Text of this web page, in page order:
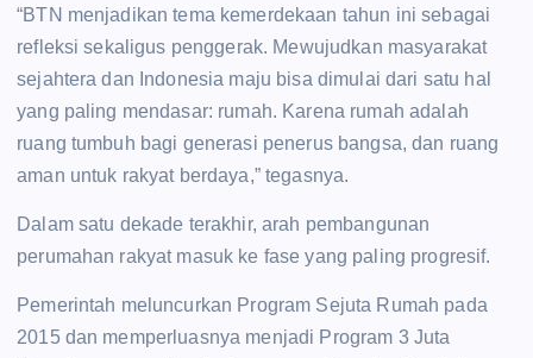
“BTN menjadikan tema kemerdekaan tahun ini sebagai
refleksi sekaligus penggerak. Mewujudkan masyarakat
sejahtera dan Indonesia maju bisa dimulai dari satu hal
yang paling mendasar: rumah. Karena rumah adalah
ruang tumbuh bagi generasi penerus bangsa, dan ruang
aman untuk rakyat berdaya,” tegasnya.
Dalam satu dekade terakhir, arah pembangunan
perumahan rakyat masuk ke fase yang paling progresif.
Pemerintah meluncurkan Program Sejuta Rumah pada
2015 dan memperluasnya menjadi Program 3 Juta